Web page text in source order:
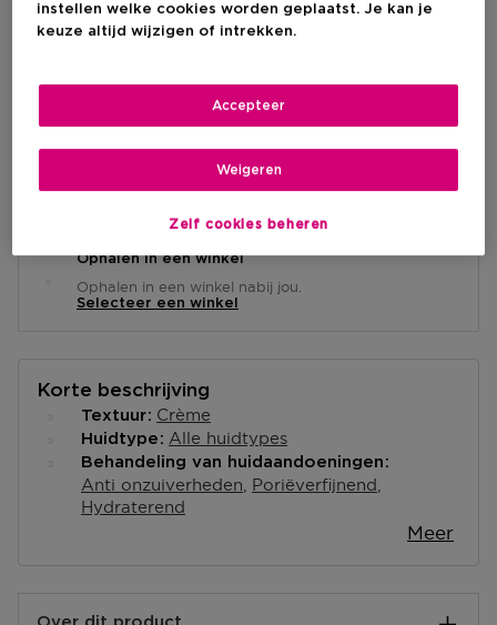
€ 23,90
Ophalen in een winkel
Ophalen in een winkel nabij jou.
Selecteer een winkel
Korte beschrijving
Textuur Crème
Huidtype Alle huidtypes
Behandeling van huidaandoeningen
Anti onzuiverheden Poriëverfijnend
Hydraterend
Meer
instellen welke cookies worden geplaatst. Je kan je
keuze altijd wijzigen of intrekken.
Zelf cookies beheren
Weigeren
Accepteer